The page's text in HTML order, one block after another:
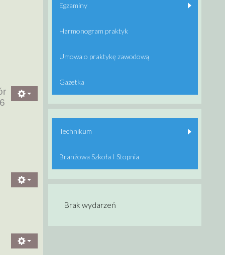
Egzaminy
Harmonogram praktyk
Umowa o praktykę zawodową
Gazetka
Technikum
Branżowa Szkoła I Stopnia
Brak wydarzeń